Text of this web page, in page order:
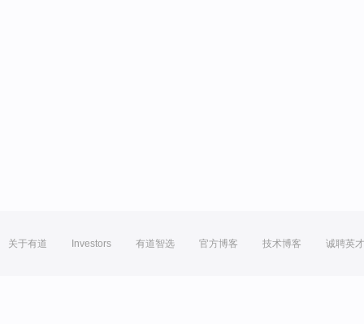
关于有道 Investors 有道智选 官方博客 技术博客 诚聘英才